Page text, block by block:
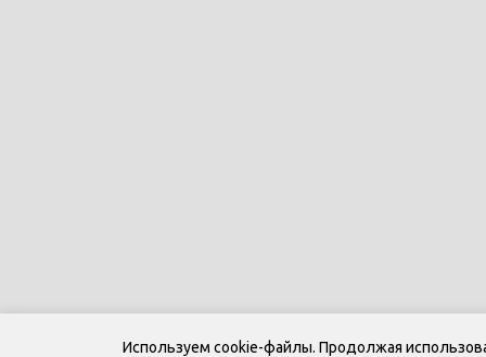
Используем cookie-файлы. Продолжая